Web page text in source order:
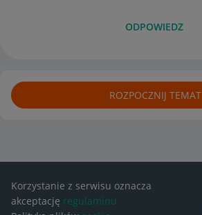
ODPOWIEDZ
ROZPOCZNIJ TEMAT
Korzystanie z serwisu oznacza
akceptację regulaminu